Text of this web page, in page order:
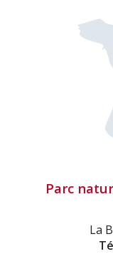
Parc
La